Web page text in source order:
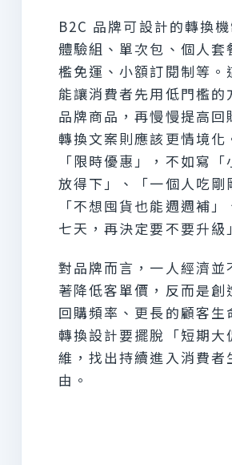
B2C 品牌可設計的轉換機
體驗組、單次包、個人套
檻免運、小額訂閱制等。
能讓消費者先用低門檻的
品牌商品，再慢慢提高回
轉換文案則應該更情境化
「限時優惠」，不如寫
放得下」、「一個人吃剛
「不想囤貨也能週週補
七天，再決定要不要升級
對品牌而言，一人經濟並
著降低客單價，反而是創
回購頻率、更長的顧客生
轉換設計要擺脫「短期大
維，找出持續進入消費者
由。